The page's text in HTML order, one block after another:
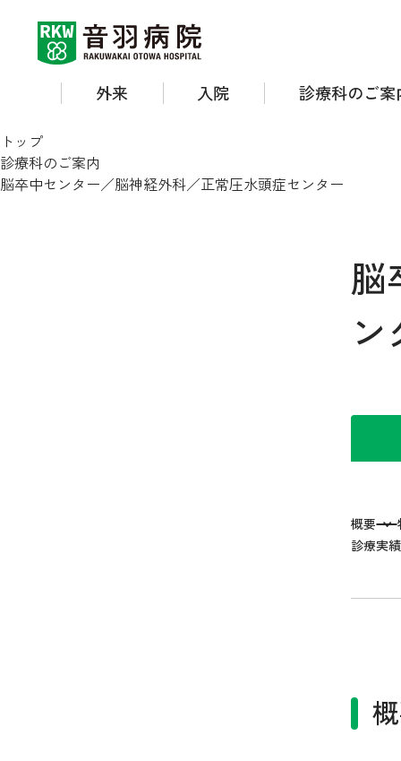
外来 入院 診療科のご案
トップ
診療科のご案内
脳卒中センター／脳神経外科／正常圧水頭症センター
脳
ン
概要
診療実績